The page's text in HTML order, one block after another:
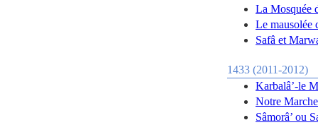
La Mosquée
Le mausolée
Safâ et
1433 (2011-2012)
Karbalâ’-le
Notre
Sâmorâ’ ou